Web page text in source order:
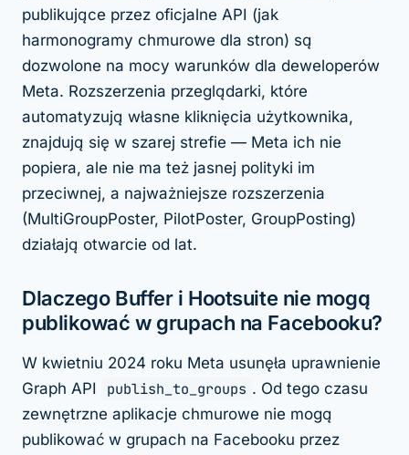
publikujące przez oficjalne API (jak
harmonogramy chmurowe dla stron) są
dozwolone na mocy warunków dla deweloperów
Meta. Rozszerzenia przeglądarki, które
automatyzują własne kliknięcia użytkownika,
znajdują się w szarej strefie — Meta ich nie
popiera, ale nie ma też jasnej polityki im
przeciwnej, a najważniejsze rozszerzenia
(MultiGroupPoster, PilotPoster, GroupPosting)
działają otwarcie od lat.
Dlaczego Buffer i Hootsuite nie mogą
publikować w grupach na Facebooku?
W kwietniu 2024 roku Meta usunęła uprawnienie
Graph API
publish_to_groups . Od tego czasu
zewnętrzne aplikacje chmurowe nie mogą
publikować w grupach na Facebooku przez